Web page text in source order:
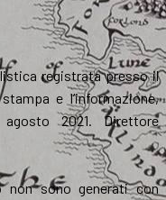
registrata presso il
e l’informazione,
2021. Direttore
sono generati con